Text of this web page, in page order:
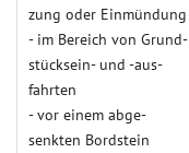
zung oder Einmün­dung
- im Bereich von Grund­­­
stücksein- und -aus­­
fahrten
- vor einem abge­
senkten Bord­stein